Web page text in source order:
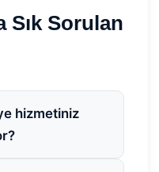
Sık Sorulan
hizmetiniz